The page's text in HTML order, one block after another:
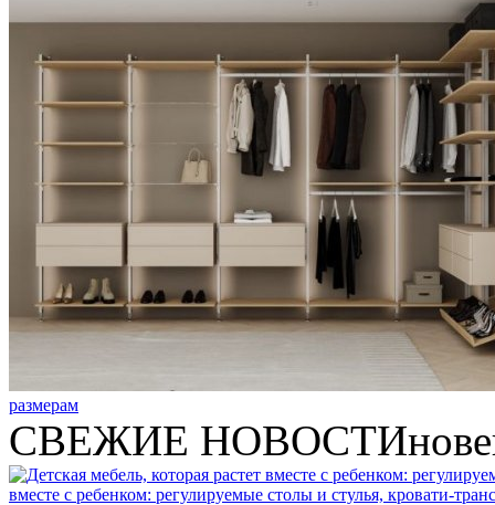
размерам
СВЕЖИЕ НОВОСТИ
вместе с ребенком: регулируемые столы и стулья, кровати-